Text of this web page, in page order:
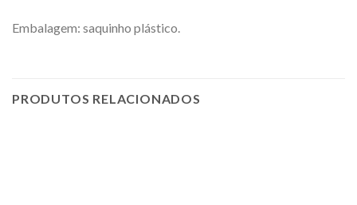
Embalagem: saquinho plástico.
PRODUTOS RELACIONADOS